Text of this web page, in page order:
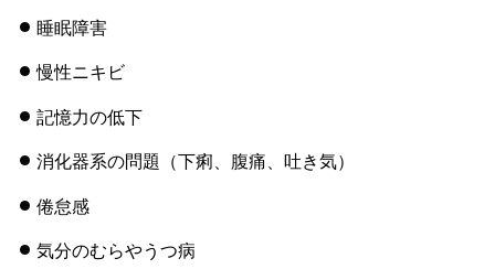
睡眠障害
慢性ニキビ
記憶力の低下
消化器系の問題（下痢、腹痛、吐き気）
倦怠感
気分のむらやうつ病